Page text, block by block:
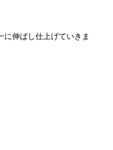
に伸ばし仕上げていきま